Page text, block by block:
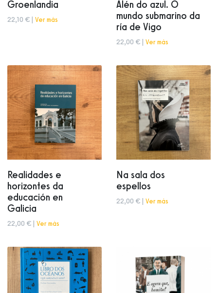
Groenlandia
22,10 € | Ver más
Alén do azul. O
mundo submarino da
ría de Vigo
22,00 € | Ver más
Realidades e
horizontes da
educación en
Galicia
22,00 € | Ver más
Na sala dos
espellos
22,00 € | Ver más